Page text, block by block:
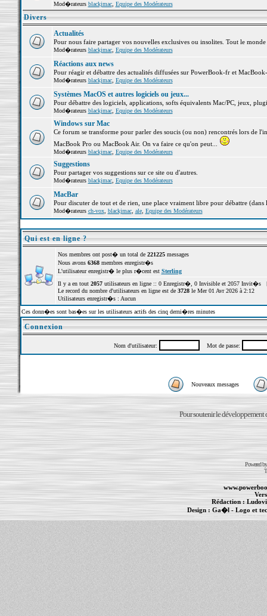
Mod�rateurs blackjmac, Equipe des Modérateurs
Divers
Actualités
Pour nous faire partager vos nouvelles exclusives ou insolites. Tout le
Mod�rateurs blackjmac, Equipe des Modérateurs
Réactions aux news
Pour réagir et débattre des actualités diffusées sur PowerBook-fr et
Mod�rateurs blackjmac, Equipe des Modérateurs
Systèmes MacOS et autres logiciels ou jeux...
Pour débattre des logiciels, applications, softs équivalents Mac/PC, jeux,
Mod�rateurs blackjmac, Equipe des Modérateurs
Windows sur Mac
Ce forum se transforme pour parler des soucis (ou non) rencontrés lors de
MacBook Pro ou MacBook Air. On va faire ce qu'on peut...
Mod�rateurs blackjmac, Equipe des Modérateurs
Suggestions
Pour partager vos suggestions sur ce site ou d'autres.
Mod�rateurs blackjmac, Equipe des Modérateurs
MacBar
Pour discuter de tout et de rien, une place vraiment libre pour débattre (dans
Mod�rateurs ch-vox, blackjmac, ale, Equipe des Modérateurs
Qui est en ligne ?
Nos membres ont post� un total de 221225messages
Nous avons 6368membres enregistr�s
L'utilisateur enregistr� le plus r�cent est Sterling
Il y a en tout 2057utilisateurs en ligne :: 0 Enregistr�, 0 Invisible et 2057 Invit�s
Le record du nombre d'utilisateurs en ligne est de 3728le Mer 01 Avr 2026 à 2:12
Utilisateurs enregistr�s : Aucun
Ces donn�es sont bas�es sur les utilisateurs actifs des cinq derni�res minutes
Connexion
Nom d'utilisateur: Mot de passe:
Nouveaux messages
Pour soutenir le développement
Powered
Rédaction :
Design : Ga�l- Logo et